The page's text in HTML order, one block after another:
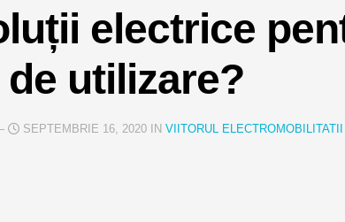
RoadTrips!
Invitati
Speciali
Masina
electrice
utilizare?
SEPTEMBRIE 16, 2020 IN VIITORUL ELECTROMOBILITATII